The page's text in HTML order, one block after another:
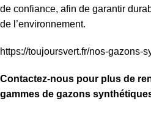
de confiance, afin de garantir
de l’environnement.
https://toujoursvert.fr/nos-gazons-
Contactez-nous pour plus de
gammes de gazons